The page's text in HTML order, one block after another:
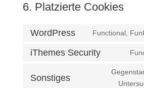
6. Platzierte Cookies
WordPress Functional,
iThemes Security
Sonstiges